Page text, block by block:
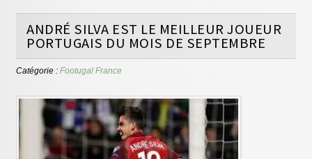
ANDRÉ SILVA EST LE MEILLEUR JOUEUR
PORTUGAIS DU MOIS DE SEPTEMBRE
Catégorie :Footugal France